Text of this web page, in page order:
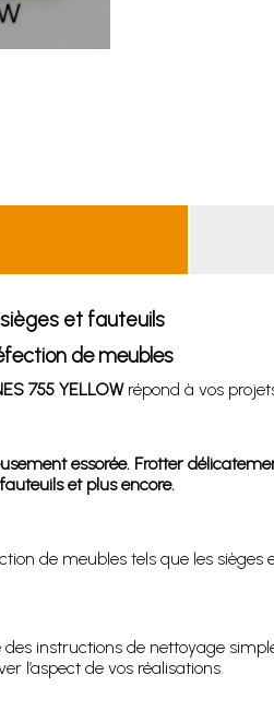
sièges et fauteuils
de meubles
755 YELLOWrépond à vos
essorée. Frotter
et plus encore.
de meubles tels que les
instructions de nettoyage
l’aspect de vos réalisations.